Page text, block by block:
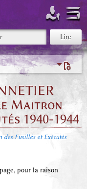
Maitron
1940-1944
Fusillés et Exécutés
pour la raison